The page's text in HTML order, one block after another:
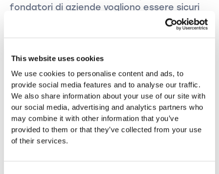
This website uses cookies
We use cookies to personalise content and ads, to
provide social media features and to analyse our traffic.
We also share information about your use of our site with
our social media, advertising and analytics partners who
may combine it with other information that you’ve
provided to them or that they’ve collected from your use
of their services.
fondatori di aziende vogliono essere sicuri
di non trascurare nulla durante la creazione
azienda.
Prenotare una consulenza